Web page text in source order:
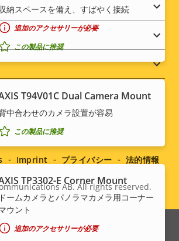
納スペースを備え、すばやく接続
追加のアクセサリーが必要
この製品に推奨
T94V01C Dual Camera Mount
中合わせのカメラ設置が容易
この製品に推奨
TP3302-E Corner Mount
ドームカメラとパノラマカメラ用コーナー
ウント
追加のアクセサリーが必要
AB. All rights reserved.
Imprint プライバシー 法的情報